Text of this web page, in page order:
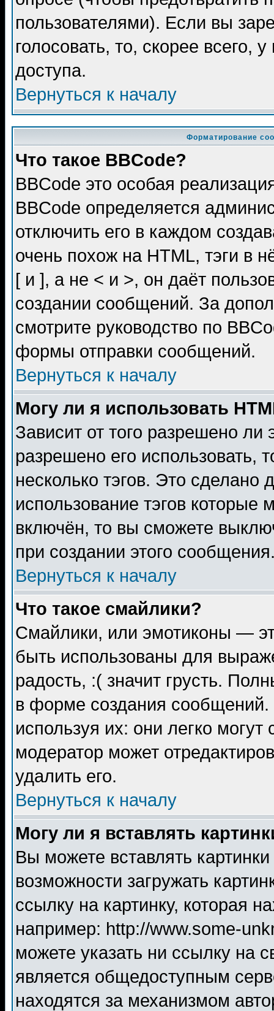
пользователями). Если вы
голосовать, то, скорее всего,
доступа.
Вернуться к началу
Форматирование
Что такое BBCode?
BBCode это особая
BBCode определяется
отключить его в каждом
очень похож на HTML, тэги в
[ и ], а не < и >, он даёт
создании сообщений. За
смотрите руководство по
формы отправки сообщений.
Вернуться к началу
Могу ли я использовать
Зависит от того разрешено
разрешено его использовать,
несколько тэгов. Это сделано
использование тэгов
включён, то вы сможете
при создании этого
Вернуться к началу
Что такое смайлики?
Смайлики, или эмотиконы —
быть использованы для
радость, :( значит грусть.
в форме создания сообщений.
используя их: они легко
модератор может
удалить его.
Вернуться к началу
Могу ли я вставлять
Вы можете вставлять
возможности загружать
ссылку на картинку, которая
например: http://www.some-
можете указать ни ссылку на
является общедоступным
находятся за механизмом